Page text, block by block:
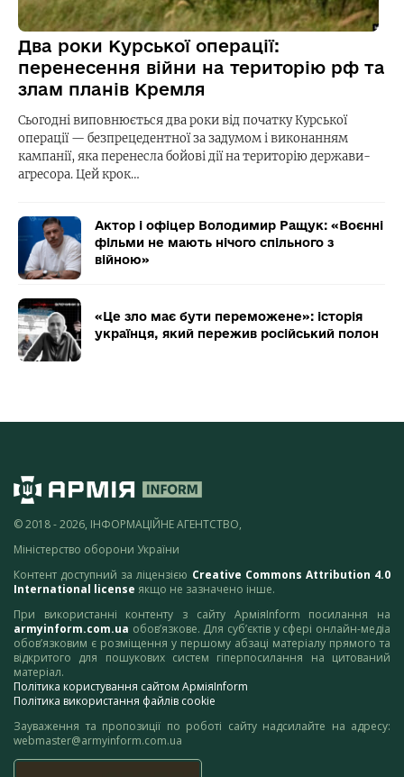
Два роки Курської операції:
перенесення війни на територію рф та
злам планів Кремля
Сьогодні виповнюється два роки від початку Курської
операції — безпрецедентної за задумом і виконанням
кампанії, яка перенесла бойові дії на територію держави-
агресора. Цей крок…
Актор і офіцер Володимир Ращук: «Воєнні
фільми не мають нічого спільного з
війною»
«Це зло має бути переможене»: історія
українця, який пережив російський полон
© 2018 - 2026, ІНФОРМАЦІЙНЕ АГЕНТСТВО,
Міністерство оборони України
Контент доступний за ліцензією Creative Commons Attribution 4.0
International license якщо не зазначено інше.
При використанні контенту з сайту АрміяInform посилання на
armyinform.com.ua обов’язкове. Для суб’єктів у сфері онлайн-медіа
обов’язковим є розміщення у першому абзаці матеріалу прямого та
відкритого для пошукових систем гіперпосилання на цитований
матеріал.
Політика користування сайтом АрміяInform
Політика використання файлів cookie
Зауваження та пропозиції по роботі сайту надсилайте на адресу:
webmaster@armyinform.com.ua